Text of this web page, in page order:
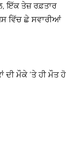
ਇੱਕ ਤੇਜ਼ ਰਫ਼ਤਾਰ
ਵਿੱਚ ਛੇ ਸਵਾਰੀਆਂ
ਦੀ ਮੌਕੇ ‘ਤੇ ਹੀ ਮੌਤ ਹੋ